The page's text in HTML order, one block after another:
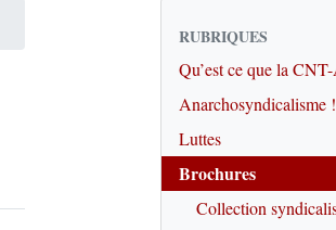
RUBRIQUES
Qu’est ce que la
Anarchosyndicalisme !
Luttes
Brochures
Collection